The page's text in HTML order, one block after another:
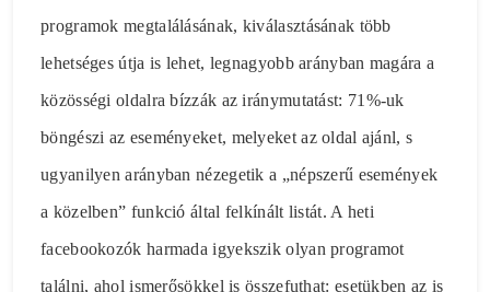
programok megtalálásának, kiválasztásának több
lehetséges útja is lehet, legnagyobb arányban magára a
közösségi oldalra bízzák az iránymutatást: 71%-uk
böngészi az eseményeket, melyeket az oldal ajánl, s
ugyanilyen arányban nézegetik a „népszerű események
a közelben” funkció által felkínált listát. A heti
facebookozók harmada igyekszik olyan programot
találni, ahol ismerősökkel is összefuthat: esetükben az is